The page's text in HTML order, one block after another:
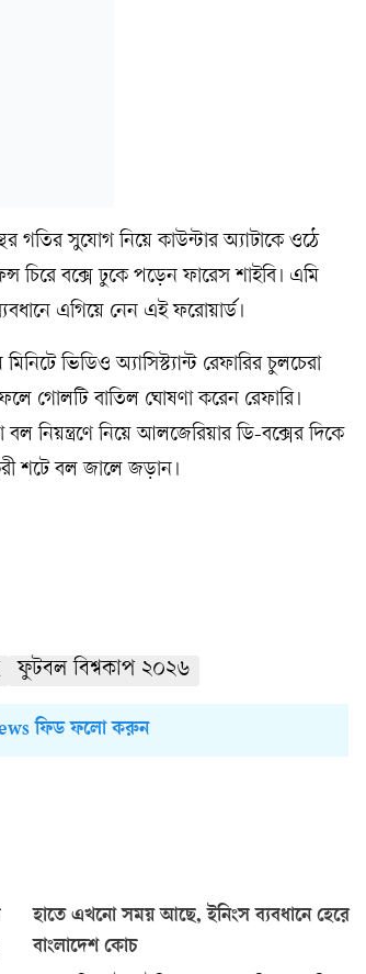
গতির সুযোগ নিয়ে কাউন্টার অ্যাটাকে ওঠে
চিরে বক্সে ঢুকে পড়েন ফারেস শাইবি। এমি
এগিয়ে নেন এই ফরোয়ার্ড।
ভিডিও অ্যাসিস্ট্যান্ট রেফারির চুলচেরা
ফলে গোলটি বাতিল ঘোষণা করেন রেফারি।
নিয়ন্ত্রণে নিয়ে আলজেরিয়ার ডি-বক্সের দিকে
শটে বল জালে জড়ান।
ফুটবল বিশ্বকাপ ২০২৬
ফিড ফলো করুন
হাতে এখনো সময় আছে, ইনিংস ব্যবধানে হেরে
বাংলাদেশ কোচ